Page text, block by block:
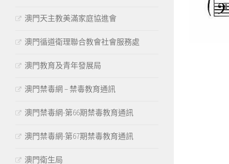
澳門天主教美滿家庭協進會
澳門循道衛理聯合教會社會服務處
澳門教育及青年發展局
澳門禁毒網 – 禁毒教育通訊
澳門禁毒網-第66期禁毒教育通訊
澳門禁毒網-第67期禁毒教育通訊
澳門衛生局